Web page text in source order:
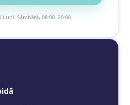
08:00–20:00